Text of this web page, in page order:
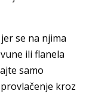
se na njima
ili flanela
samo
kroz